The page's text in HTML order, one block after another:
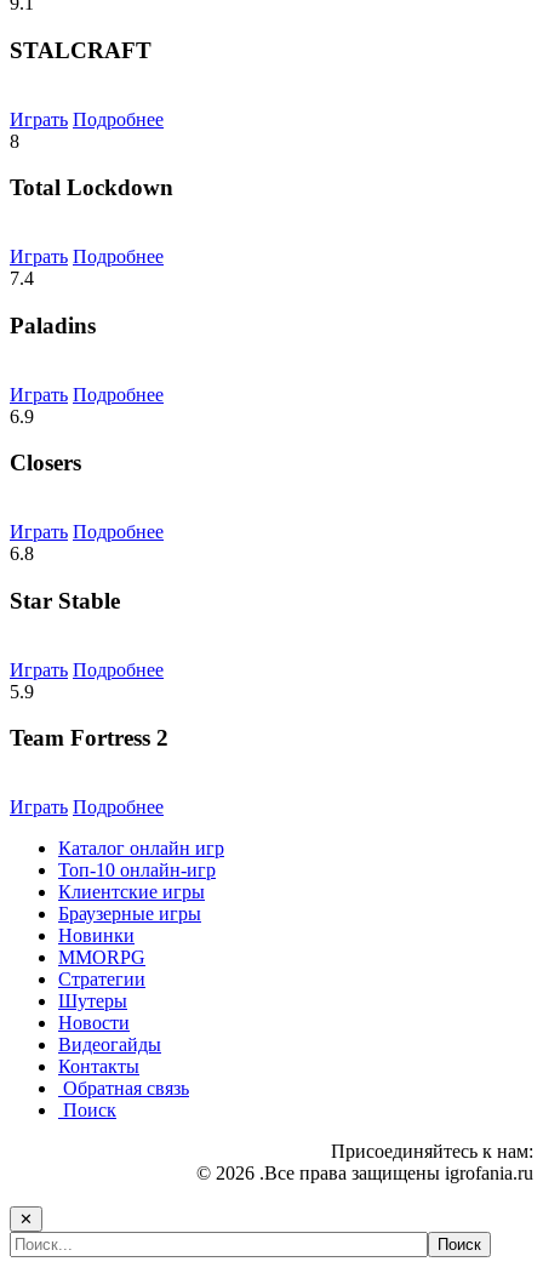
STALCRAFT
Играть Подробнее
8
Total Lockdown
Играть Подробнее
7.4
Paladins
Играть Подробнее
6.9
Closers
Играть Подробнее
6.8
Star Stable
Играть Подробнее
5.9
Team Fortress 2
Играть Подробнее
Каталог онлайн игр
Топ-10 онлайн-игр
Клиентские игры
Браузерные игры
Новинки
MMORPG
Стратегии
Шутеры
Новости
Видеогайды
Контакты
Обратная связь
Поиск
Присоединяйтесь к нам:
© 2026 .Все права защищены igrofania.ru
✕